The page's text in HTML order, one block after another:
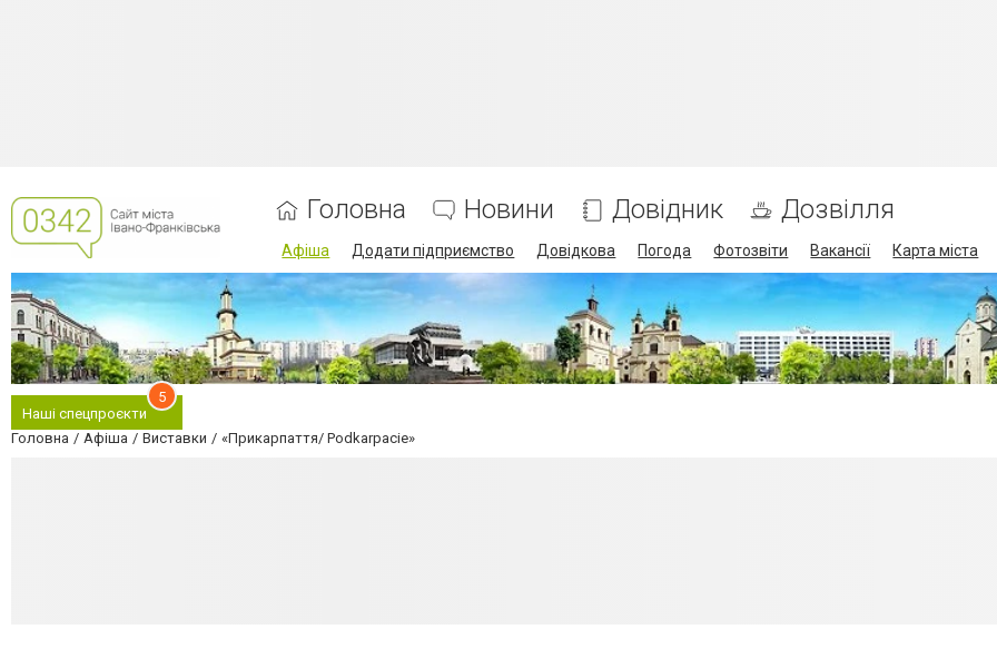
Головна Новини Довідник Дозвілля
Афіша Додати підприємство Довідкова Погода Фотозвіти Вакансії Карта міста
Наші спецпроєкти
5
Головна Афіша Виставки «Прикарпаття/ Podkarpacie»